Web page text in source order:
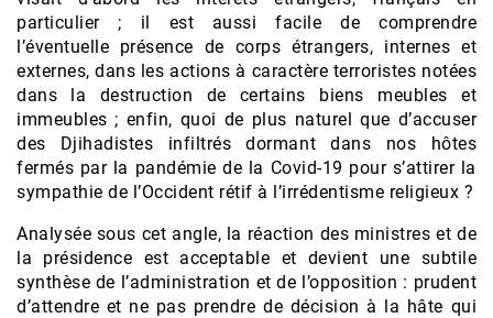
particulier ; il est aussi facile de comprendre
l’éventuelle présence de corps étrangers, internes et
externes, dans les actions à caractère terroristes notées
dans la destruction de certains biens meubles et
immeubles ; enfin, quoi de plus naturel que d’accuser
des Djihadistes infiltrés dormant dans nos hôtes
fermés par la pandémie de la Covid-19 pour s’attirer la
sympathie de l’Occident rétif à l’irrédentisme religieux ?
Analysée sous cet angle, la réaction des ministres et de
la présidence est acceptable et devient une subtile
synthèse de l’administration et de l’opposition : prudent
d’attendre et ne pas prendre de décision à la hâte qui